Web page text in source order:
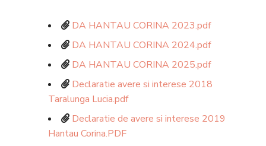
DA HANTAU CORINA 2023.pdf
DA HANTAU CORINA 2024.pdf
DA HANTAU CORINA 2025.pdf
Declaratie avere si interese 2018
Taralunga Lucia.pdf
Declaratie de avere si interese 2019
Hantau Corina.PDF